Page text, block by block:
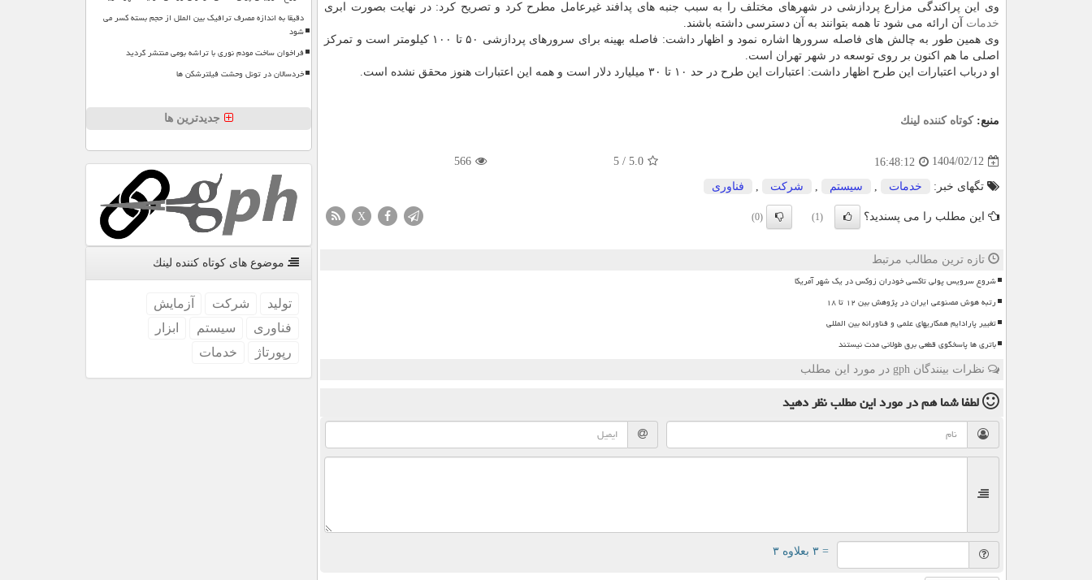
وی این پراکندگی مزارع پردازشی در شهرهای مختلف را به سبب جنبه های پدافند غیرعامل مطرح کرد و تصریح کرد: در نهایت بصورت ابری
خدمات آن ارائه می شود تا همه بتوانند به آن دسترسی داشته باشند.
وی همین طور به چالش های فاصله سرورها اشاره نمود و اظهار داشت: فاصله بهینه برای سرورهای پردازشی ۵۰ تا ۱۰۰ کیلومتر است و تمرکز
اصلی ما هم اکنون بر روی توسعه در شهر تهران است.
او درباب اعتبارات این طرح اظهار داشت: اعتبارات این طرح در حد ۱۰ تا ۳۰ میلیارد دلار است و همه این اعتبارات هنوز محقق نشده است.
منبع: كوتاه كننده لینك
1404/02/12
16:48:12
5.0
/
5
566
تگهای خبر: خدمات سیستم شركت فناوری
این مطلب را می پسندید؟ (1)
(0)
X
تازه ترین مطالب مرتبط
شروع سرویس پولی تاکسی خودران زوکس در یک شهر آمریکا
رتبه هوش مصنوعی ایران در پژوهش بین ۱۲ تا ۱۸
تغییر پارادایم همکاریهای علمی و فناورانه بین المللی
باتری ها پاسخگوی قطعی برق طولانی مدت نیستند
نظرات بینندگان gph در مورد این مطلب
لطفا شما همدر مورد این مطلبنظر دهید
= ۳ بعلاوه ۳
دقیقا به اندازه مصرف ترافیک بین الملل از حجم بسته کسر می
شود
فراخوان ساخت مودم نوری با تراشه بومی منتشر گردید
خردسالان در تونل وحشت فیلترشکن ها
جدیدترین ها
موضوع های كوتاه كننده لینك
تولید شركت
آزمایش
فناوری
سیستم
ابزار
رپورتاژ
خدمات